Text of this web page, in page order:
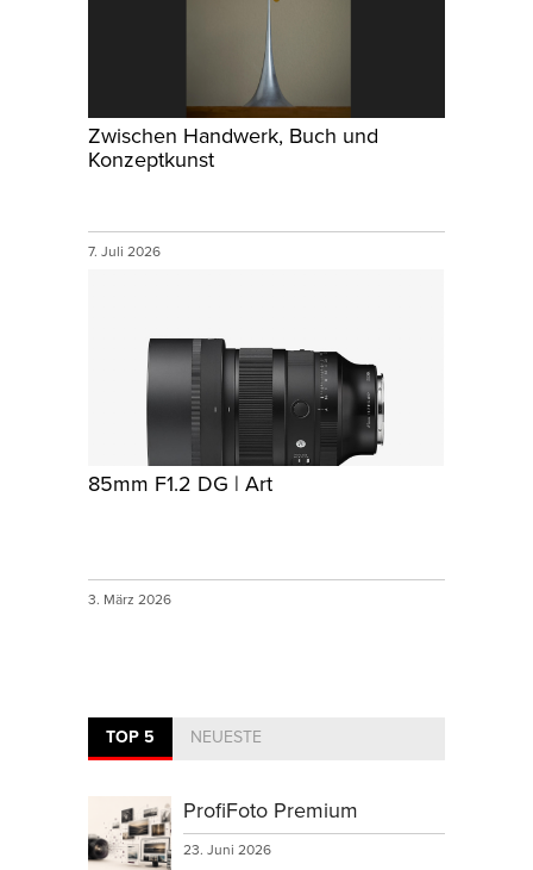
Zwischen Handwerk, Buch und
Konzeptkunst
7. Juli 2026
85mm F1.2 DG | Art
3. März 2026
TOP 5 NEUESTE
ProfiFoto Premium
23. Juni 2026